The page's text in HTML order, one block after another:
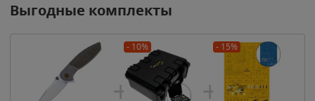
Выгодные комплекты
- 10% - 15%